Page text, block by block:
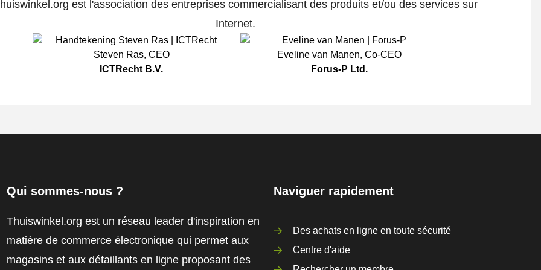
est l'association des entreprises commercialisant des produits et/ou des services sur
Internet.
Steven Ras, CEO
ICTRecht B.V.
Eveline van Manen, Co-CEO
Forus-P Ltd.
Qui sommes-nous ?
Thuiswinkel.org est un réseau leader d'inspiration en
matière de commerce électronique qui permet aux
magasins et aux détaillants en ligne proposant des
Naviguer rapidement
Des achats en ligne en toute sécurité
Centre d'aide